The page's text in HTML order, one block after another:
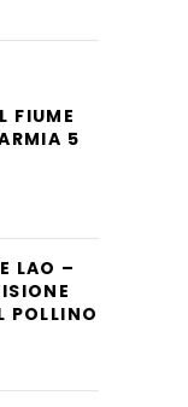
FIUME
5
LAO –
POLLINO